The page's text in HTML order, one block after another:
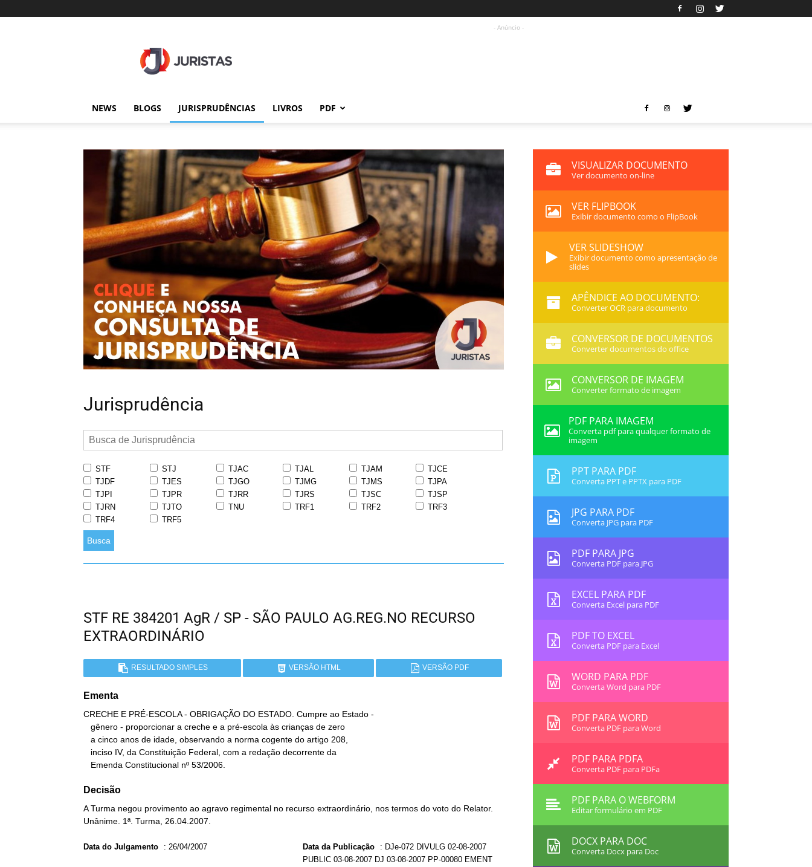
- Anúncio -
NEWS BLOGS JURISPRUDÊNCIAS LIVROS PDF
Jurisprudência
STF STJ TJAC TJAL TJAM
TJCE
TJDF
TJES TJGO TJMG TJMS
TJPA
TJPI
TJPR TJRR TJRS TJSC
TJSP
TJRN
TJTO TNU TRF1 TRF2
TRF3
TRF4
TRF5
Busca
STF RE 384201 AgR / SP - SÃO PAULO AG.REG.NO RECURSO
EXTRAORDINÁRIO
RESULTADO SIMPLES VERSÃO HTML VERSÃO PDF
Ementa
CRECHE E PRÉ-ESCOLA - OBRIGAÇÃO DO ESTADO. Cumpre ao Estado -
   Emenda Constitucional nº 53/2006.
Decisão
A Turma negou provimento ao agravo regimental no recurso extraordinário, nos termos do voto do Relator.
Unânime. 1ª. Turma, 26.04.2007.
Data do Julgamento : 26/04/2007 Data da Publicação : DJe-072 DIVULG 02-08-2007
PUBLIC 03-08-2007 DJ 03-08-2007 PP-00080 EMENT
VISUALIZAR DOCUMENTO
Ver documento on-line
VER FLIPBOOK
Exibir documento como o FlipBook
VER SLIDESHOW
Exibir documento como apresentação de
slides
APÊNDICE AO DOCUMENTO:
Converter OCR para documento
CONVERSOR DE DOCUMENTOS
Converter documentos do office
CONVERSOR DE IMAGEM
Converter formato de imagem
PDF PARA IMAGEM
Converta pdf para qualquer formato de
imagem
PPT PARA PDF
Converta PPT e PPTX para PDF
JPG PARA PDF
Converta JPG para PDF
PDF PARA JPG
Converta PDF para JPG
EXCEL PARA PDF
Converta Excel para PDF
PDF TO EXCEL
Converta PDF para Excel
WORD PARA PDF
Converta Word para PDF
PDF PARA WORD
Converta PDF para Word
PDF PARA PDFA
Converta PDF para PDFa
PDF PARA O WEBFORM
Editar formulário em PDF
DOCX PARA DOC
Converta Docx para Doc